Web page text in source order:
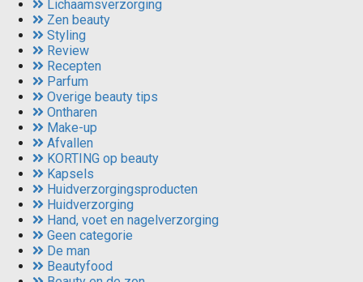
Lichaamsverzorging
Zen beauty
Styling
Review
Recepten
Parfum
Overige beauty tips
Ontharen
Make-up
Afvallen
KORTING op beauty
Kapsels
Huidverzorgingsproducten
Huidverzorging
Hand, voet en nagelverzorging
Geen categorie
De man
Beautyfood